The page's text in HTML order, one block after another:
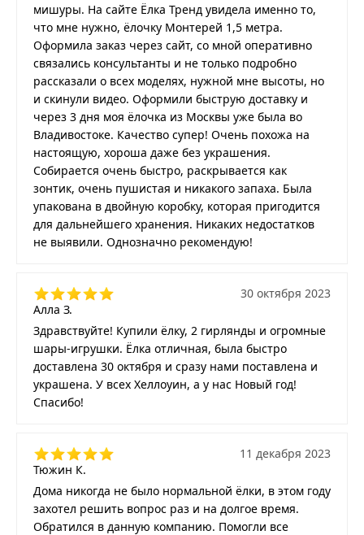
мишуры. На сайте Ёлка Тренд увидела именно то,
что мне нужно, ёлочку Монтерей 1,5 метра.
Оформила заказ через сайт, со мной оперативно
связались консультанты и не только подробно
рассказали о всех моделях, нужной мне высоты, но
и скинули видео. Оформили быструю доставку и
через 3 дня моя ёлочка из Москвы уже была во
Владивостоке. Качество супер! Очень похожа на
настоящую, хороша даже без украшения.
Собирается очень быстро, раскрывается как
зонтик, очень пушистая и никакого запаха. Была
упакована в двойную коробку, которая пригодится
для дальнейшего хранения. Никаких недостатков
не выявили. Однозначно рекомендую!
Алла З.
30 октября 2023
Здравствуйте! Купили ёлку, 2 гирлянды и огромные
шары-игрушки. Ёлка отличная, была быстро
доставлена 30 октября и сразу нами поставлена и
украшена. У всех Хеллоуин, а у нас Новый год!
Спасибо!
Тюжин К.
11 декабря 2023
Дома никогда не было нормальной ёлки, в этом году
захотел решить вопрос раз и на долгое время.
Обратился в данную компанию. Помогли все